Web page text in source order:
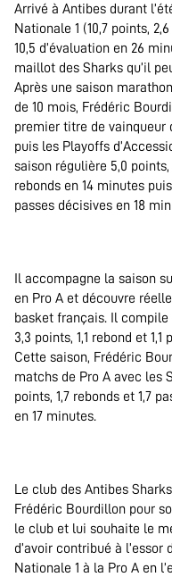
Arrivé à Antibes durant
Nationale 1 (10,7 points,
10,5 d’évaluation en 26
maillot des Sharks qu’il
Après une saison
de 10 mois, Frédéric
premier titre de vainqueur
puis les Playoffs
saison régulière 5,0
rebonds en 14 minutes
passes décisives en 18
Il accompagne la saison
en Pro A et découvre
basket français. Il
3,3 points, 1,1 rebond et
Cette saison, Frédéric
matchs de Pro A avec les
points, 1,7 rebonds et 1,7
en 17 minutes.
Le club des Antibes
Frédéric Bourdillon pour
le club et lui souhaite le
d’avoir contribué à
Nationale 1 à la Pro A en